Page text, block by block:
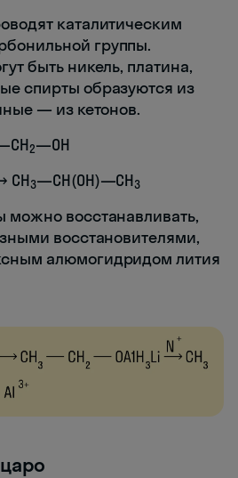
каталитическим
группы.
быть никель, платина,
спирты образуются из
— из кетонов.
2—OH
→ CH3—CH(OH)—CH3
можно восстанавливать,
восстановителями,
алюмогидридом лития